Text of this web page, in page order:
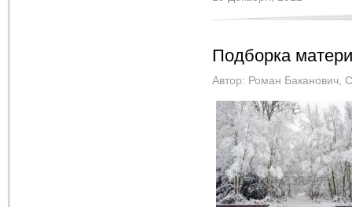
Подборка
Автор: Роман Баканович